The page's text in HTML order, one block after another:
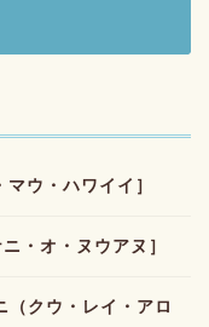
ウ・ハワイイ］
・オ・ヌウアヌ］
クウ・レイ・アロ